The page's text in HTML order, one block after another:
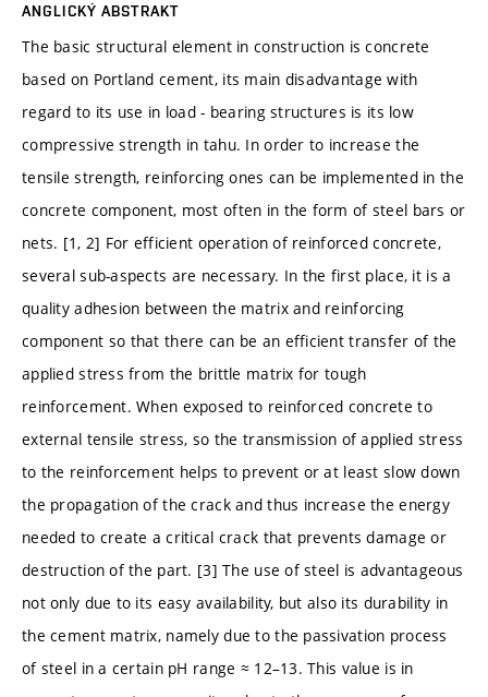
ANGLICKÝ ABSTRAKT
The basic structural element in construction is concrete
based on Portland cement, its main disadvantage with
regard to its use in load - bearing structures is its low
compressive strength in tahu. In order to increase the
tensile strength, reinforcing ones can be implemented in the
concrete component, most often in the form of steel bars or
nets. [1, 2] For efficient operation of reinforced concrete,
several sub-aspects are necessary. In the first place, it is a
quality adhesion between the matrix and reinforcing
component so that there can be an efficient transfer of the
applied stress from the brittle matrix for tough
reinforcement. When exposed to reinforced concrete to
external tensile stress, so the transmission of applied stress
to the reinforcement helps to prevent or at least slow down
the propagation of the crack and thus increase the energy
needed to create a critical crack that prevents damage or
destruction of the part. [3] The use of steel is advantageous
not only due to its easy availability, but also its durability in
the cement matrix, namely due to the passivation process
of steel in a certain pH range ≈ 12–13. This value is in